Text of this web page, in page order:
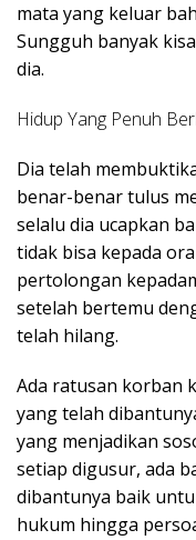
mata yang keluar
Sungguh banyak
dia.
Hidup Yang Penuh
Dia telah
benar-benar tulus
selalu dia ucapkan
tidak bisa kepada
pertolongan
setelah bertemu
telah hilang.
Ada ratusan korban
yang telah
yang menjadikan
setiap digusur, ada
dibantunya baik
hukum hingga